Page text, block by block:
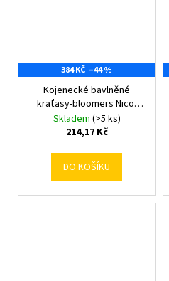
384 KČ –44 %
Kojenecké bavlněné
kraťasy-bloomers Nicol
Dolphin 0-3 m
Skladem (>5 ks)
214,17 Kč
DO KOŠÍKU